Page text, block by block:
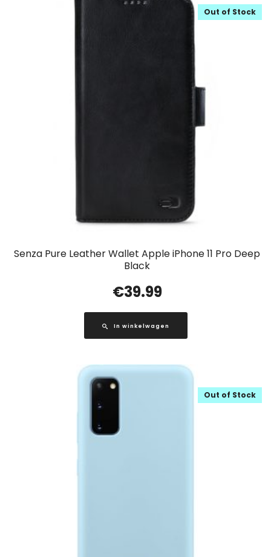
Senza Pure Leather Wallet Apple iPhone 11 Pro Deep
Black
Out of Stock
€39.99
In winkelwagen
Out of Stock